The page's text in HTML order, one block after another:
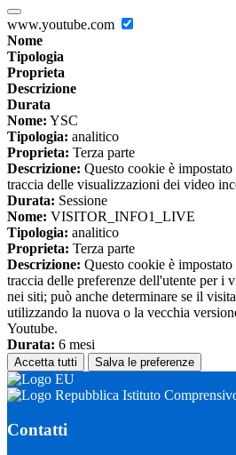
www.youtube.com
Nome
Tipologia
Proprieta
Descrizione
Durata
Nome: YSC
Tipologia: analitico
Proprieta: Terza parte
Descrizione: Questo cookie è
traccia delle visualizzazioni dei video
Durata: Sessione
Nome: VISITOR_INFO1_LIVE
Tipologia: analitico
Proprieta: Terza parte
Descrizione: Questo cookie è
traccia delle preferenze dell'utente per i
nei siti; può anche determinare se il
utilizzando la nuova o la vecchia
Youtube.
Durata: 6 mesi
Accetta tutti Salva le preferenze
Istituto
Contatti